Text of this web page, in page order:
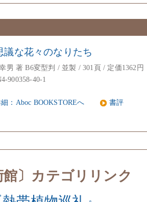
議な花々のなりたち
男 著 B6変型判 / 並製 / 301頁 / 定価1362円
900358-40-1
：Aboc BOOKSTOREへ 書評
館〕カテゴリリンク